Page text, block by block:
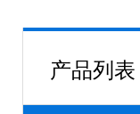
产品列表